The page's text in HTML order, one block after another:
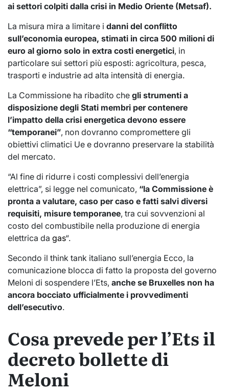
ai settori colpiti dalla crisi in Medio Oriente (Metsaf).
La misura mira a limitare i danni del conflitto
sull’economia europea, stimati in circa 500 milioni di
euro al giorno solo in extra costi energetici, in
particolare sui settori più esposti: agricoltura, pesca,
trasporti e industrie ad alta intensità di energia.
La Commissione ha ribadito che gli strumenti a
disposizione degli Stati membri per contenere
l’impatto della crisi energetica devono essere
“temporanei”, non dovranno compromettere gli
obiettivi climatici Ue e dovranno preservare la stabilità
del mercato.
“Al fine di ridurre i costi complessivi dell’energia
elettrica”, si legge nel comunicato, “la Commissione è
pronta a valutare, caso per caso e fatti salvi diversi
requisiti, misure temporanee, tra cui sovvenzioni al
costo del combustibile nella produzione di energia
elettrica da gas“.
Secondo il think tank italiano sull’energia Ecco, la
comunicazione blocca di fatto la proposta del governo
Meloni di sospendere l’Ets, anche se Bruxelles non ha
ancora bocciato ufficialmente i provvedimenti
dell’esecutivo.
Cosa prevede per l’Ets il
decreto bollette di
Meloni